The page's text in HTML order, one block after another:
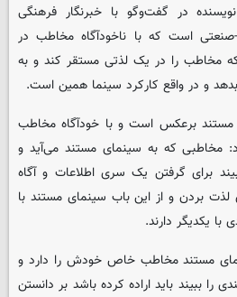
در گفت‌وگو با خبرنگار فرهنگی
است که با ناخودآگاه مخاطب در
را در یک لذتی مستقر کند و به
و در واقع کارکرد سینما همین است.
مستند برعکس است و با خودآگاه مخاطب
مخاطبی که به سینمای مستند می‌آید و
برای گرفتن یک سری اطلاعات و آگاه
بردن و از این باب سینمای مستند با
یکدیگر دارند.
مستند مخاطب خاص خودش را دارد و
ببیند باید اراده کرده باشد بر دانستن